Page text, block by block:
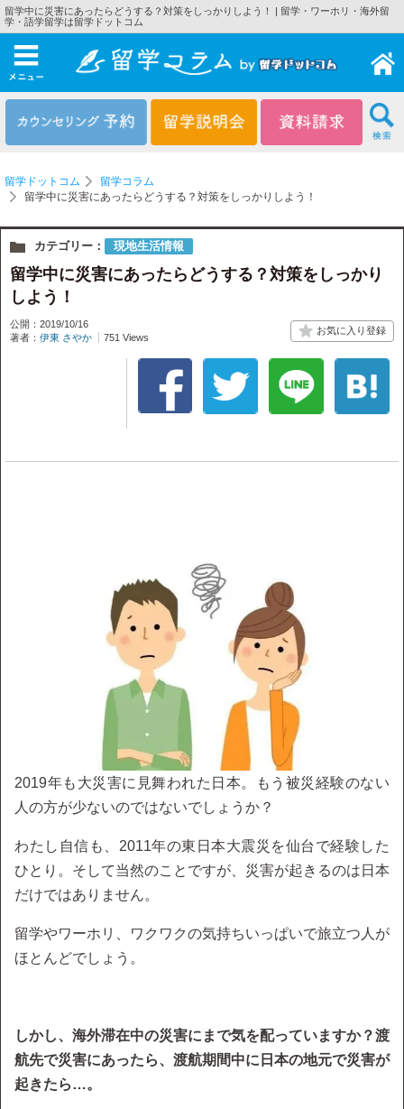
留学中に災害にあったらどうする？対策をしっかりしよう！ | 留学・ワーホリ・海外留
学・語学留学は留学ドットコム
メニュー
留学ドットコム
留学コラム
留学中に災害にあったらどうする？対策をしっかりしよう！
カテゴリー： 現地生活情報
留学中に災害にあったらどうする？対策をしっかり
しよう！
公開：2019/10/16
著者： 伊東 さやか 751 Views
2019年も大災害に見舞われた日本。もう被災経験のない
人の方が少ないのではないでしょうか？
わたし自信も、2011年の東日本大震災を仙台で経験した
ひとり。そして当然のことですが、災害が起きるのは日本
だけではありません。
留学やワーホリ、ワクワクの気持ちいっぱいで旅立つ人が
ほとんどでしょう。
しかし、海外滞在中の災害にまで気を配っていますか？渡
航先で災害にあったら、渡航期間中に日本の地元で災害が
起きたら…。